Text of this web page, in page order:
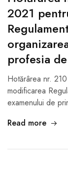
2021
profesia
Hotărârea nr.
modificarea
examenului de
Read more